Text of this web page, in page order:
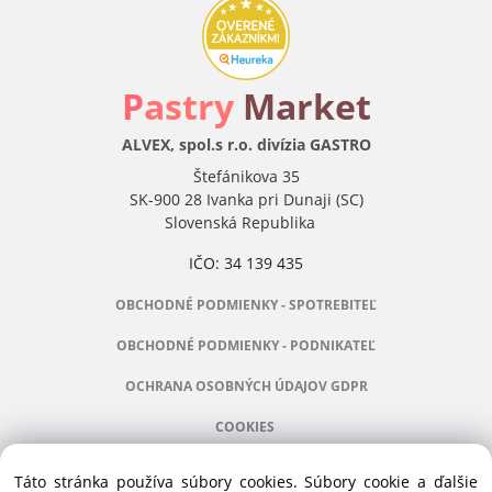
Pastry Market
ALVEX, spol.s r.o. divízia GASTRO
Štefánikova 35
SK-900 28 Ivanka pri Dunaji (SC)
Slovenská Republika
IČO: 34 139 435
OBCHODNÉ PODMIENKY - SPOTREBITEĽ
OBCHODNÉ PODMIENKY - PODNIKATEĽ
OCHRANA OSOBNÝCH ÚDAJOV GDPR
COOKIES
Táto stránka používa súbory cookies. Súbory cookie a ďalšie